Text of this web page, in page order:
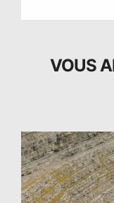
VOUS